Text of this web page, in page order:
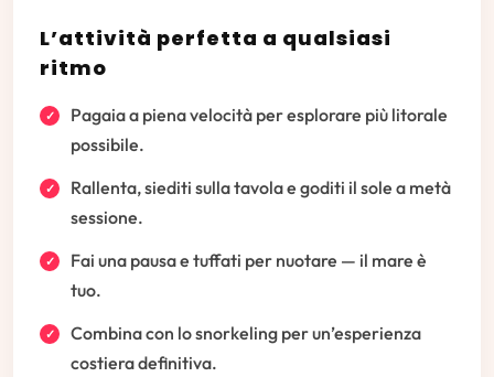
L’attività perfetta a qualsiasi
ritmo
Pagaia a piena velocità per esplorare più litorale
possibile.
Rallenta, siediti sulla tavola e goditi il sole a metà
sessione.
Fai una pausa e tuffati per nuotare — il mare è
tuo.
Combina con lo snorkeling per un’esperienza
costiera definitiva.